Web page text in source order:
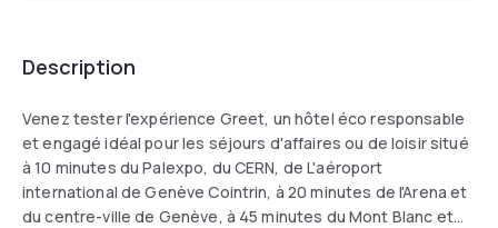
Description
Venez tester l'expérience Greet, un hôtel éco responsable
et engagé idéal pour les séjours d'affaires ou de loisir situé
à 10 minutes du Palexpo, du CERN, de L'aéroport
international de Genève Cointrin, à 20 minutes de l'Arena et
du centre-ville de Genève, à 45 minutes du Mont Blanc et